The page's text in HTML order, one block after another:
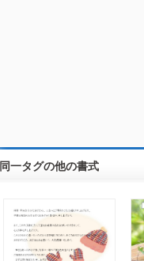
同一タグの他の書式